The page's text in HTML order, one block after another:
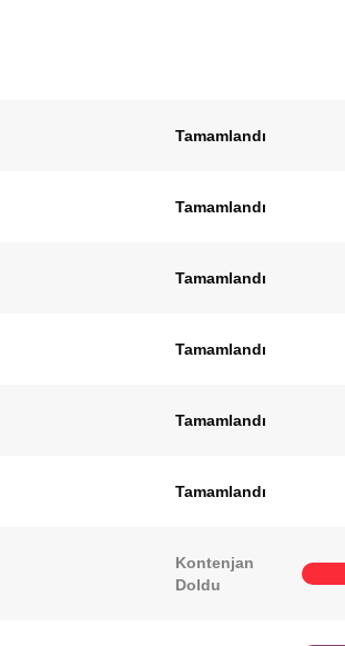
Tamamlandı
Tamamlandı
Tamamlandı
Tamamlandı
Tamamlandı
Tamamlandı
Kontenjan
Doldu